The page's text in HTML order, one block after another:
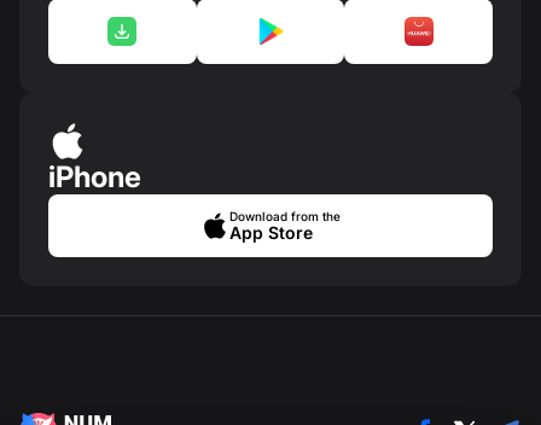
iPhone
Download from the
App Store